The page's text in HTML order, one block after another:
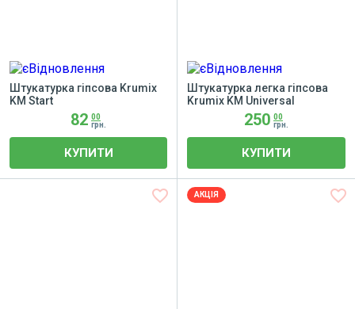
Штукатурка гіпсова Krumix
KM Start
82 00
грн.
КУПИТИ
Штукатурка легка гіпсова
Krumix KM Universal
250 00
грн.
КУПИТИ
favorite_border АКЦІЯ favorite_border